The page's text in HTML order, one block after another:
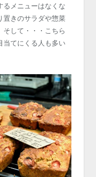
るメニューはなくな
置きのサラダや惣菜
そして・・・こちら
当てにくる人も多い